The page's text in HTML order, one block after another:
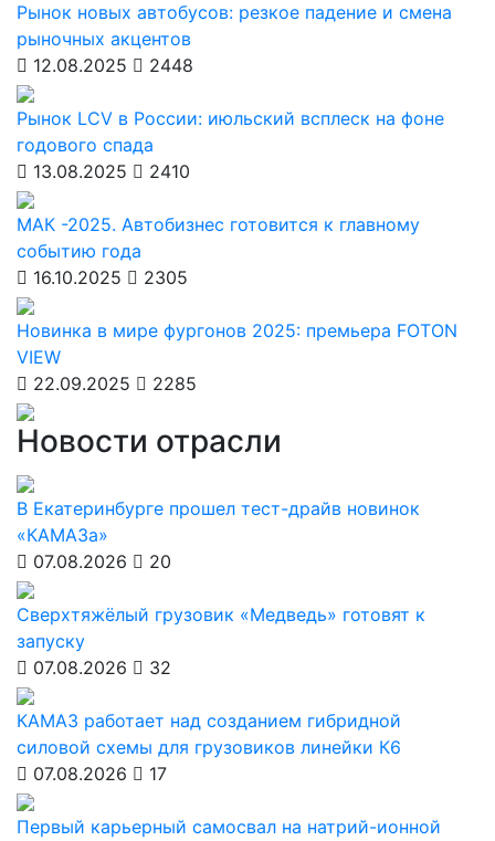
Рынок новых автобусов: резкое падение и смена
рыночных акцентов
12.08.2025
2448
Рынок LCV в России: июльский всплеск на фоне
годового спада
13.08.2025
2410
МАК -2025. Автобизнес готовится к главному
событию года
16.10.2025
2305
Новинка в мире фургонов 2025: премьера FOTON
VIEW
22.09.2025
2285
Новости отрасли
В Екатеринбурге прошел тест-драйв новинок
«КАМАЗа»
07.08.2026
20
Сверхтяжёлый грузовик «Медведь» готовят к
запуску
07.08.2026
32
КАМАЗ работает над созданием гибридной
силовой схемы для грузовиков линейки К6
07.08.2026
17
Первый карьерный самосвал на натрий-ионной